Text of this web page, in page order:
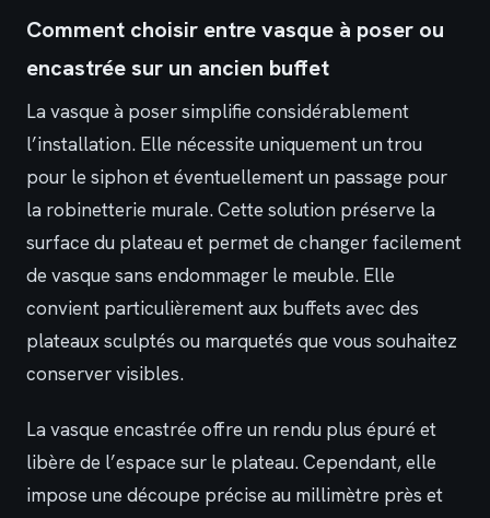
Comment choisir entre vasque à poser ou
encastrée sur un ancien buffet
La vasque à poser simplifie considérablement
l’installation. Elle nécessite uniquement un trou
pour le siphon et éventuellement un passage pour
la robinetterie murale. Cette solution préserve la
surface du plateau et permet de changer facilement
de vasque sans endommager le meuble. Elle
convient particulièrement aux buffets avec des
plateaux sculptés ou marquetés que vous souhaitez
conserver visibles.
La vasque encastrée offre un rendu plus épuré et
libère de l’espace sur le plateau. Cependant, elle
impose une découpe précise au millimètre près et